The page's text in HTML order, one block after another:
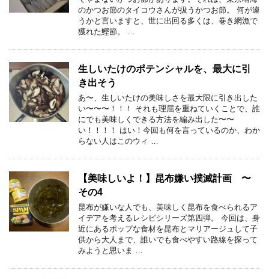
のかつお節のタイコウさんが扱うかつお節。 何が違
うかと言いますと、世に出回る多くは、巻き網漁で
獲れた鰹節。 …
生しいたけのポテンシャルを、最大に引
き出そう
あ〜、生しいたけの美味しさを最大限に引き出した
い〜〜〜！！！ それも理屈を重ねていくことで、誰
にでも美味しくできる方法を編み出した〜〜
い！！！！ はい！今回も何を言っているのか、わか
らない人はこのウィ …
【美味しいよ！】昆布嫌い撲滅計画 〜
その4
昆布が嫌いな人でも、美味しく昆布を食べられるア
イデアを考えるレシピシリーズ第四弾。 今回は、身
近にあるポップな食材を昆布とマリアージュして子
供から大人まで、誰いでも食べやすい路線を探って
みようと思いま …